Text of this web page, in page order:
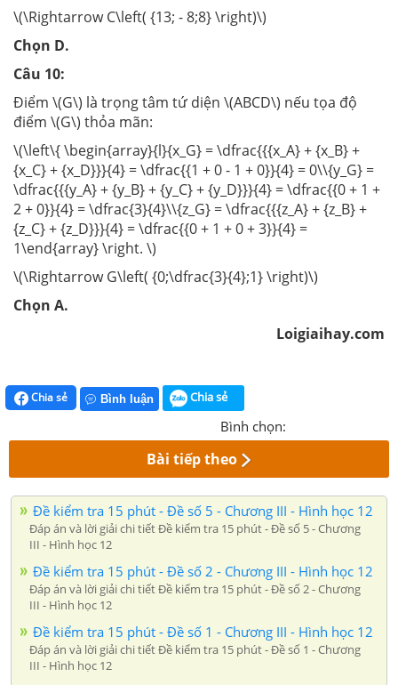
\(\Rightarrow C\left( {13; - 8;8} \right)\)
Chọn D.
Câu 10:
Điểm \(G\) là trọng tâm tứ diện \(ABCD\) nếu tọa độ
điểm \(G\) thỏa mãn:
\(\left\{ \begin{array}{l}{x_G} = \dfrac{{{x_A} + {x_B} +
{x_C} + {x_D}}}{4} = \dfrac{{1 + 0 - 1 + 0}}{4} = 0\\{y_G} =
\dfrac{{{y_A} + {y_B} + {y_C} + {y_D}}}{4} = \dfrac{{0 + 1 +
2 + 0}}{4} = \dfrac{3}{4}\\{z_G} = \dfrac{{{z_A} + {z_B} +
{z_C} + {z_D}}}{4} = \dfrac{{0 + 1 + 0 + 3}}{4} =
1\end{array} \right. \)
\(\Rightarrow G\left( {0;\dfrac{3}{4};1} \right)\)
Chọn A.
Loigiaihay.com
Chia sẻ Bình luận Chia sẻ
Bình chọn:
Bài tiếp theo
Đề kiểm tra 15 phút - Đề số 5 - Chương III - Hình học 12
Đáp án và lời giải chi tiết Đề kiểm tra 15 phút - Đề số 5 - Chương
III - Hình học 12
Đề kiểm tra 15 phút - Đề số 2 - Chương III - Hình học 12
Đáp án và lời giải chi tiết Đề kiểm tra 15 phút - Đề số 2 - Chương
III - Hình học 12
Đề kiểm tra 15 phút - Đề số 1 - Chương III - Hình học 12
Đáp án và lời giải chi tiết Đề kiểm tra 15 phút - Đề số 1 - Chương
III - Hình học 12